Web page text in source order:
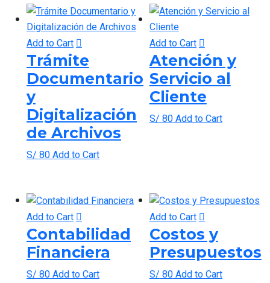
Add to Cart
Trámite
Documentario
y
Digitalización
de Archivos
S/ 80 Add to Cart
Add to Cart
Atención y
Servicio al
Cliente
S/ 80 Add to Cart
Add to Cart
Contabilidad
Financiera
S/ 80 Add to Cart
Add to Cart
Costos y
Presupuestos
S/ 80 Add to Cart